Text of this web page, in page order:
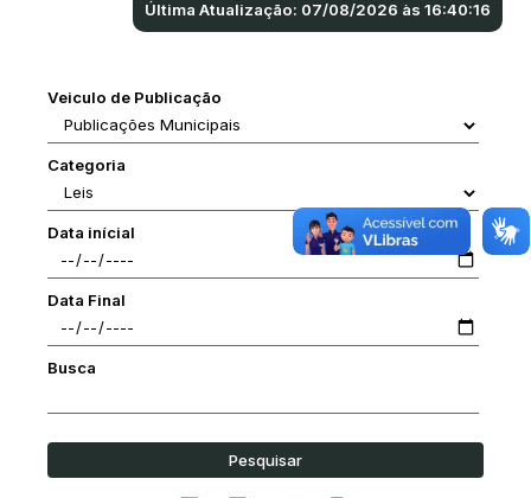
Última Atualização: 07/08/2026 às 16:40:16
Veiculo de Publicação
Categoria
Data inícial
Data Final
Busca
Pesquisar